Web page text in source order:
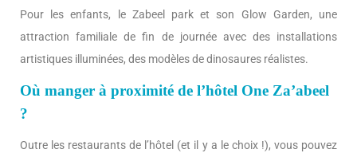
Pour les enfants, le Zabeel park et son Glow Garden, une
attraction familiale de fin de journée avec des installations
artistiques illuminées, des modèles de dinosaures réalistes.
Où manger à proximité de l’hôtel One Za’abeel
?
Outre les restaurants de l’hôtel (et il y a le choix !), vous pouvez